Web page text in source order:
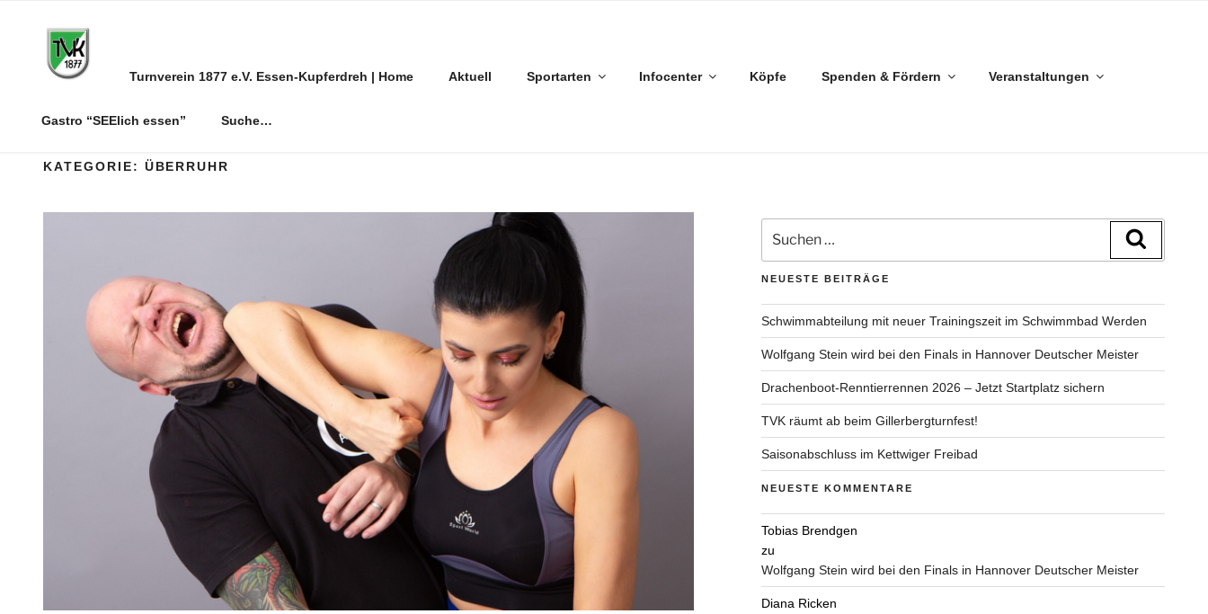
Turnverein 1877 e.V. Essen-Kupferdreh | Home Aktuell Sportarten Infocenter Köpfe Spenden & Fördern Veranstaltungen
Gastro “SEElich essen” Suche…
KATEGORIE: ÜBERRUHR
nach:
NEUESTE BEITRÄGE
Schwimmabteilung mit neuer Trainingszeit im Schwimmbad Werden
Wolfgang Stein wird bei den Finals in Hannover Deutscher Meister
Drachenboot-Renntierrennen 2026 – Jetzt Startplatz sichern
TVK räumt ab beim Gillerbergturnfest!
Saisonabschluss im Kettwiger Freibad
NEUESTE KOMMENTARE
Tobias Brendgen
zu
Wolfgang Stein wird bei den Finals in Hannover Deutscher Meister
Diana Ricken